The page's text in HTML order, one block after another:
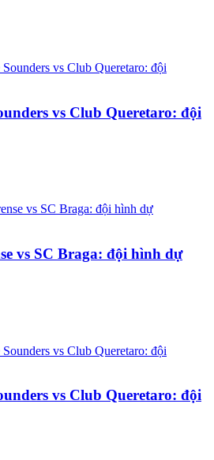
vs Club Queretaro: đội
vs SC Braga: đội hình dự
vs Club Queretaro: đội